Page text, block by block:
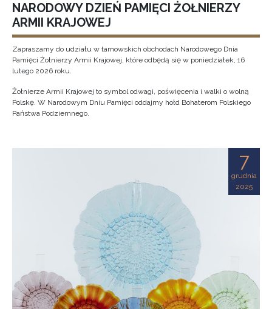
NARODOWY DZIEŃ PAMIĘCI ŻOŁNIERZY
ARMII KRAJOWEJ
Zapraszamy do udziału w tarnowskich obchodach Narodowego Dnia
Pamięci Żołnierzy Armii Krajowej, które odbędą się w poniedziałek, 16
lutego 2026 roku.
Żołnierze Armii Krajowej to symbol odwagi, poświęcenia i walki o wolną
Polskę. W Narodowym Dniu Pamięci oddajmy hołd Bohaterom Polskiego
Państwa Podziemnego.
7
grudnia
2025